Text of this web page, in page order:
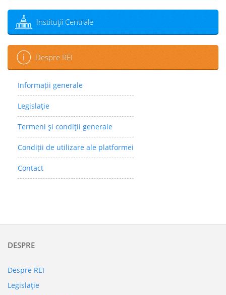
Instituţii Centrale
Despre REI
Informații generale
Legislaţie
Termeni şi condiţii generale
Condiții de utilizare ale platformei
Contact
DESPRE
Despre REI
Legislaţie